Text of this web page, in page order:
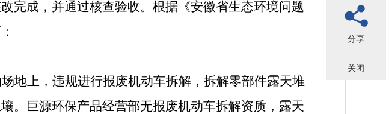
完成，并通过核查验收。根据《安徽省生态环境问题
地上，违规进行报废机动车拆解，拆解零部件露天堆
。巨源环保产品经营部无报废机动车拆解资质，露天
分享
关闭